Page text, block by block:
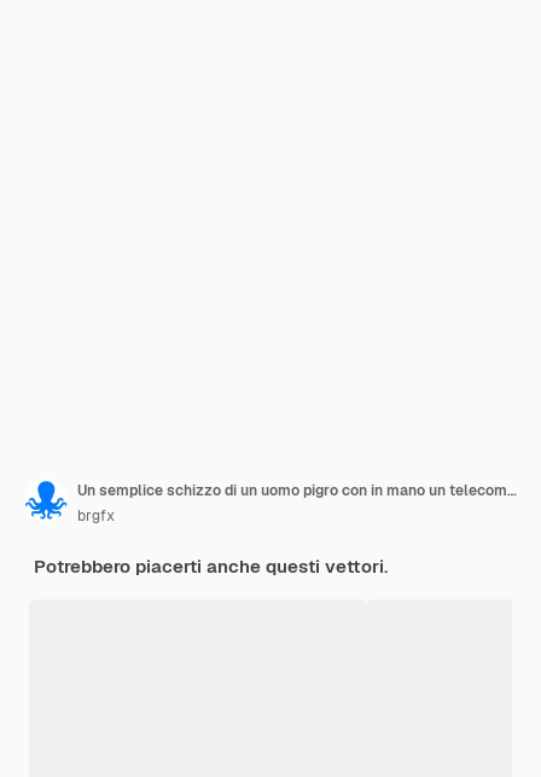
Un semplice schizzo di un uomo pigro con in mano un telecomando
brgfx
Potrebbero piacerti anche questi vettori.